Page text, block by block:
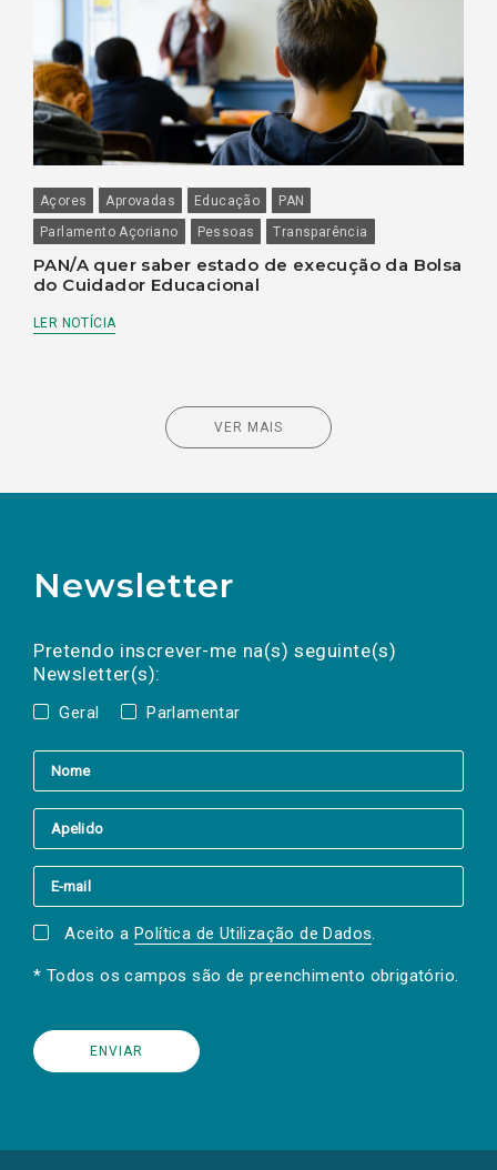
Açores Aprovadas Educação
PAN
Parlamento Açoriano
Pessoas Transparência
PAN/A quer saber estado de execução da Bolsa
do Cuidador Educacional
LER NOTÍCIA
VER MAIS
Newsletter
Pretendo inscrever-me na(s) seguinte(s)
Newsletter(s):
Geral Parlamentar
a(s) newsletter(s).
mail
Aceito a Política de Utilização de Dados.
* Todos os campos são de preenchimento obrigatório.